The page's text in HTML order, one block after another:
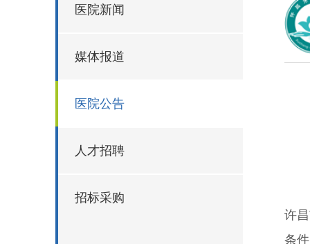
医院新闻
媒体报道
医院公告
人才招聘
招标采购
许
条